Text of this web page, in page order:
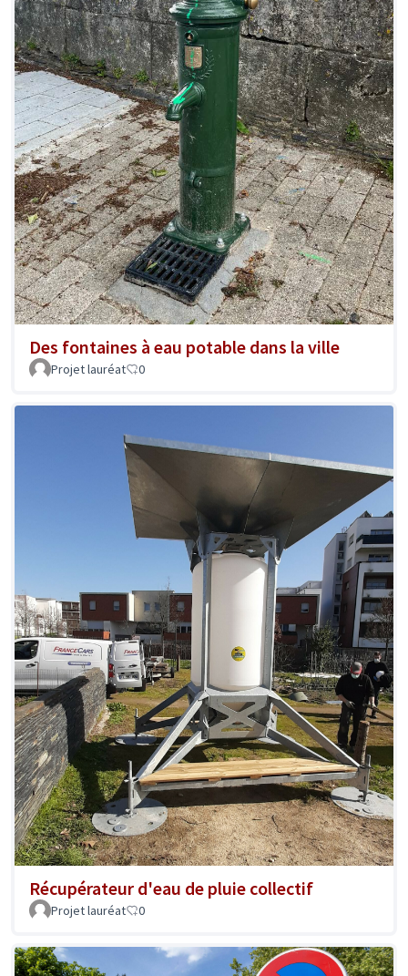
Des fontaines à eau potable dans la ville
Projet lauréat 0
Récupérateur d'eau de pluie collectif
Projet lauréat 0